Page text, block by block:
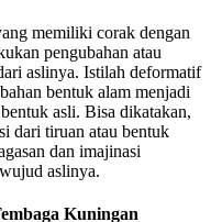
memiliki corak dengan
pengubahan atau
aslinya. Istilah deformatif
bentuk alam menjadi
asli. Bisa dikatakan,
dari tiruan atau bentuk
dan imajinasi
aslinya.
Kuningan